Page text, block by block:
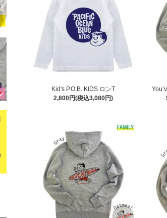
Kid's P.O.B. KIDS ロンT
2,800円(税込3,080円)